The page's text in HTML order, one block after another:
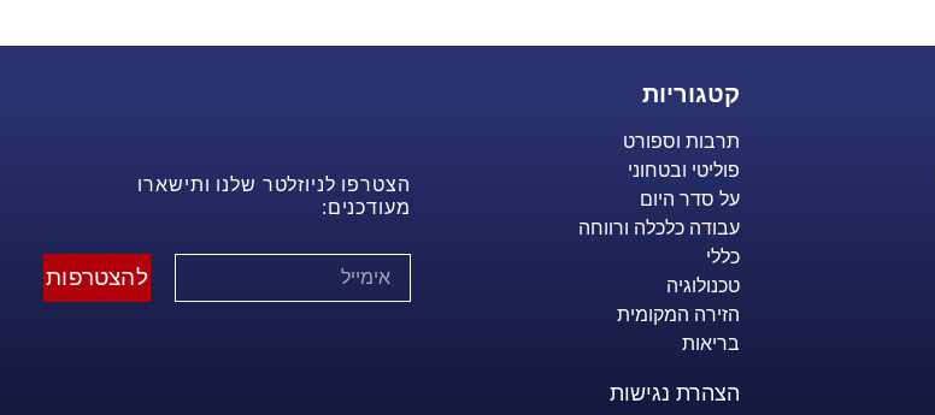
קטגוריות
תרבות וספורט
פוליטי ובטחוני
על סדר היום
עבודה כלכלה ורווחה
כללי
טכנולוגיה
הזירה המקומית
בריאות
הצהרת נגישות
הצטרפו לניוזלטר שלנו ותישארו
מעודכנים:
להצטרפות